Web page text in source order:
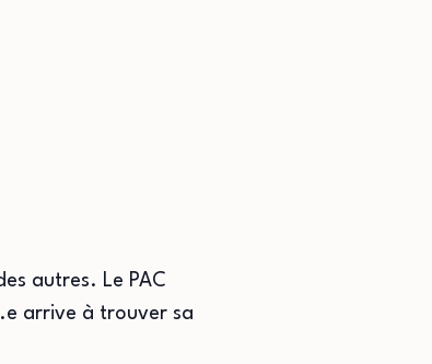
autres. Le PAC
arrive à trouver sa